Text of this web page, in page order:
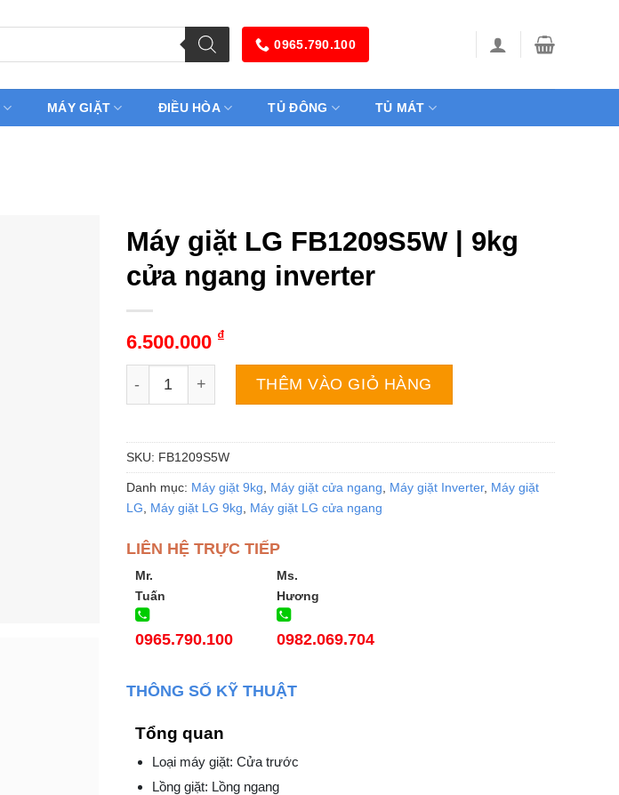
0965.790.100
MÁY GIẶT ĐIỀU HÒA TỦ ĐÔNG TỦ MÁT
Máy giặt LG FB1209S5W | 9kg
cửa ngang inverter
6.500.000 ₫
Máy giặt LG FB1209S5W | 9kg cửa ngang inverter số lượng
THÊM VÀO GIỎ HÀNG
SKU: FB1209S5W
Danh mục: Máy giặt 9kg Máy giặt cửa ngang Máy giặt Inverter, Máy giặt
LG
Máy giặt LG 9kg Máy giặt LG cửa ngang
LIÊN HỆ TRỰC TIẾP
Mr.
Tuấn
0965.790.100
Ms.
Hương
0982.069.704
THÔNG SỐ KỸ THUẬT
Tổng quan
Loại máy giặt: Cửa trước
Lồng giặt: Lồng ngang